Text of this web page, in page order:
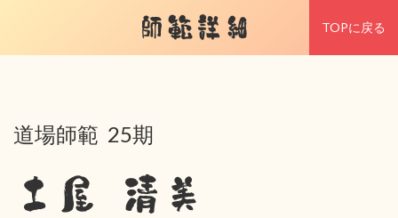
師範詳細 TOPに戻る
道場師範 25期
土屋 清美